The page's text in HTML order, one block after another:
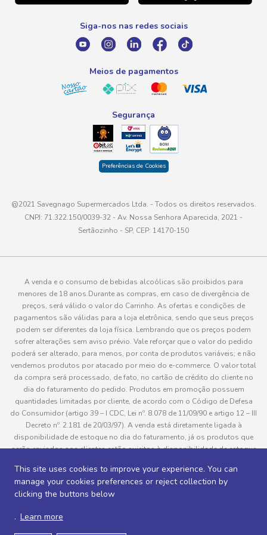
This site uses cookies to improve your experience. You can
manage your cookies preferences or reject collection by
clicking the buttons below
. Learn more
0800 016 6680
atendimento@savegnago.com.br
Siga-nos nas redes sociais
Meios de pagamentos
Segurança
Preferências de Cookies
@2021 Savegnago Supermercados Ltda. - Todos os direitos reservados.
CNPJ: 71.322.150/0039-32 - Av. Nossa Senhora Aparecida, 2021 -
Sertãozinho - SP, CEP: 14170-150
A venda e o consumo de bebidas alcoólicas são proibidos para
menores de 18 anos.Durante as compras, em caso de divergência de
preços, será válido o valor do Carrinho. As ofertas e condições de
pagamentos são válidas para a loja eletrônica, sendo que seus preços
podem ser diferentes da loja física. Lembrando que os preços podem
sofrer alterações sem aviso prévio. Vale reforçar que o valor do pedido
poderá ser alterado, para menos, por conta de produtos variáveis; e não
vendemos produtos por atacado por meio do e-commerce. O valor total
da compra será processado, de fato, no cartão de crédito do cliente no
dia do faturamento do pedido. Produtos em promoção possuem
quantidades limitadas por cliente, de acordo com o Código de Defesa
do Consumidor (artigo 39 – I CDC, Lei nº. 8.078 de 11/09/90 e artigo 12 – III
Decreto nº. 2.181 de 20/03/97). A venda está diretamente ligada à
disponibilidade de estoque no dia do faturamento, já os produtos que
serão enviados aos clientes estão sujeitos à disponibilidade de estoque
pedido do cliente, este não será entregue e o valor do item não será
cobrado. As fotos dos produtos no site são ilustrativas, podendo haver
divergência com o produto real e todos os pedidos estão sujeitos à